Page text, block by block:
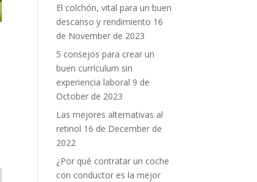
El colchón, vital para un buen
descanso y rendimiento 16
de November de 2023
5 consejos para crear un
buen currículum sin
experiencia laboral 9 de
October de 2023
Las mejores alternativas al
retinol 16 de December de
2022
¿Por qué contratar un coche
con conductor es la mejor